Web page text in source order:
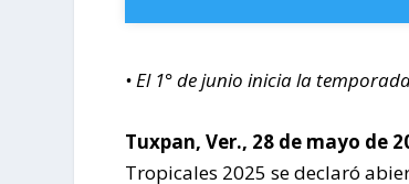
• El 1° de junio inicia la
Tuxpan, Ver., 28 de mayo de
Tropicales 2025 se declaró